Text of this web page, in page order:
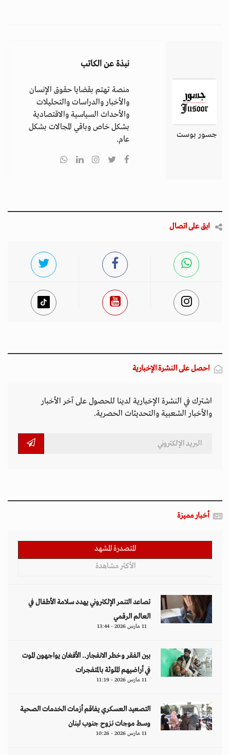
جسور بوست
نبذة عن الكاتب
منصة تهتم بقضايا حقوق الإنسان
والأخبار والدراسات والتحليلات
والأحداث السياسية والاقتصادية
بشكل خاص وباقي المجالات بشكل
عام.
ابق على اتصال
احصل على النشرة الإخبارية
اشترك في النشرة الإخبارية لدينا للحصول على آخر الأخبار
والأخبار الشعبية والتحديثات الحصرية.
أخبار مميزة
المتصدرة المشهد
الأكثر مشاهدة
تصاعد التنمر الإلكتروني يهدد سلامة الأطفال في
العالم الرقمي
11 مارس 2026 - 13:44
بين الفقر وخطر الانفجار.. الأفغان يواجهون الموت
في أراضيهم الملوثة بالمتفجرات
11 مارس 2026 - 11:19
التصعيد العسكري يفاقم أزمات الخدمات الصحية
وسط موجات نزوح جنوب لبنان
11 مارس 2026 - 10:26